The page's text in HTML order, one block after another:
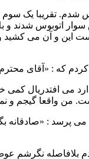
شدم. تقریبا یک
سوار اتوبوس شدند
دست این و آن می
که : «آقای
دارد می افتدریال
من واقعا گیجم و
پرسد : «صادقانه
نگرشم